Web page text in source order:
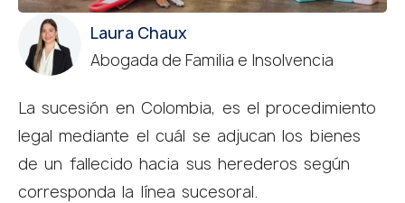
Chaux Jaramillo Abogados
5.0
powered byG oogle
Laura Chaux
Abogada de Familia e Insolvencia
La sucesión en Colombia, es el procedimiento
legal mediante el cuál se adjucan los bienes
de un fallecido hacia sus herederos según
corresponda la línea sucesoral.